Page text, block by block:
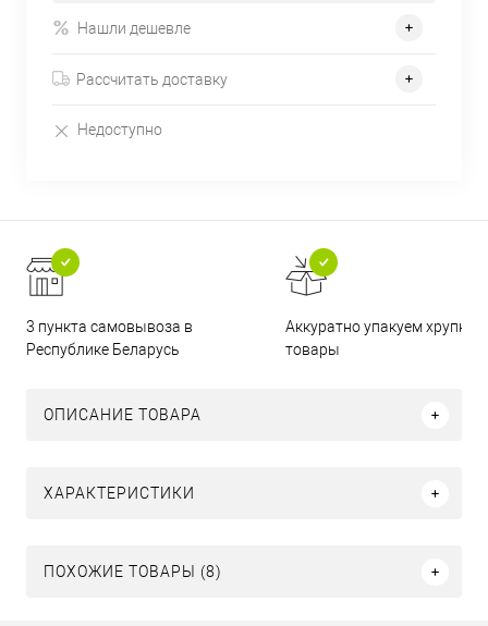
Нашли дешевле
Рассчитать доставку
Недоступно
3 пункта самовывоза в
Республике Беларусь
Аккуратно упакуем хрупкие
товары
ОПИСАНИЕ ТОВАРА
ХАРАКТЕРИСТИКИ
ПОХОЖИЕ ТОВАРЫ (8)